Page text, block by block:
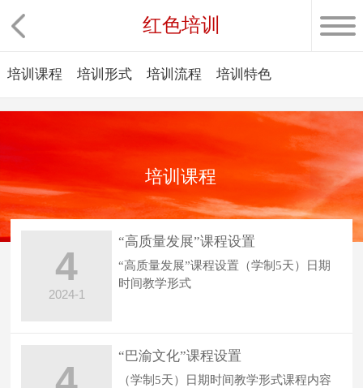
红色培训
培训课程 培训形式 培训流程 培训特色
培训课程
4
2024-1
“高质量发展”课程设置
“高质量发展”课程设置（学制5天）日期
时间教学形式
“巴渝文化”课程设置
（学制5天）日期时间教学形式课程内容